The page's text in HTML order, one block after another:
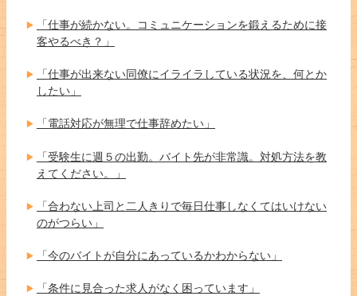
「仕事が続かない。コミュニケーションを鍛えるために接
客やるべき？」
「仕事が出来ない同僚にイライラしている状況を、何とか
したい」
「電話対応が無理で仕事辞めたい」
「受験生に週５の出勤。バイト先が非常識。対処方法を教
えてください。」
「合わない上司と二人きりで毎日仕事しなくてはいけない
のがつらい」
「今のバイトが自分にあっているかわからない」
「条件に見合った求人がなく困っています」